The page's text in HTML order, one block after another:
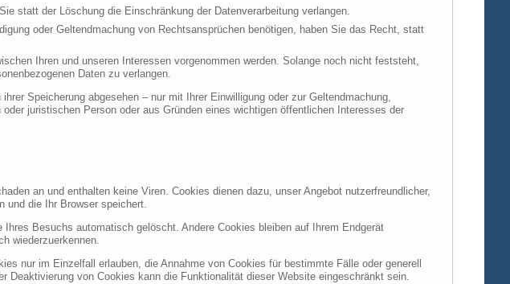
statt der Löschung die Einschränkung der Datenverarbeitung verlangen.
oder Geltendmachung von Rechtsansprüchen benötigen, haben Sie das Recht, statt
Ihren und unseren Interessen vorgenommen werden. Solange noch nicht feststeht,
Daten zu verlangen.
Speicherung abgesehen – nur mit Ihrer Einwilligung oder zur Geltendmachung,
juristischen Person oder aus Gründen eines wichtigen öffentlichen Interesses der
an und enthalten keine Viren. Cookies dienen dazu, unser Angebot nutzerfreundlicher,
und die Ihr Browser speichert.
Besuchs automatisch gelöscht. Andere Cookies bleiben auf Ihrem Endgerät
wiederzuerkennen.
nur im Einzelfall erlauben, die Annahme von Cookies für bestimmte Fälle oder generell
von Cookies kann die Funktionalität dieser Website eingeschränkt sein.